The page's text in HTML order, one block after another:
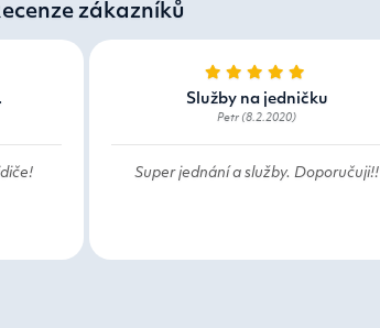
zákazníků
Služby na jedničku
Petr (8.2.2020)
Super jednání a služby. Doporučuji!!